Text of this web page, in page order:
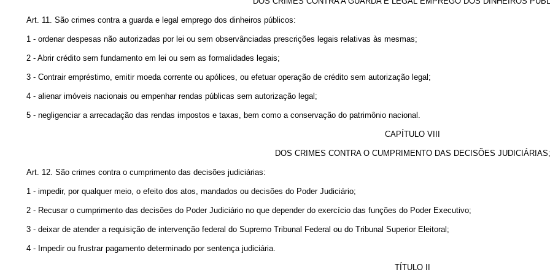
Art. 11. São crimes contra a guarda e legal emprego dos dinheiros públicos:
1 - ordenar despesas não autorizadas por lei ou sem observânciadas prescrições legais relativas às mesmas;
2 - Abrir crédito sem fundamento em lei ou sem as formalidades legais;
3 - Contrair empréstimo, emitir moeda corrente ou apólices, ou efetuar operação de crédito sem autorização legal;
4 - alienar imóveis nacionais ou empenhar rendas públicas sem autorização legal;
5 - negligenciar a arrecadação das rendas impostos e taxas, bem como a conservação do patrimônio nacional.
CAPÍTULO VIII
DOS CRIMES CONTRA O CUMPRIMENTO DAS DECISÕES JUDICIÁRIAS;
Art. 12. São crimes contra o cumprimento das decisões judiciárias:
1 - impedir, por qualquer meio, o efeito dos atos, mandados ou decisões do Poder Judiciário;
2 - Recusar o cumprimento das decisões do Poder Judiciário no que depender do exercício das funções do Poder Executivo;
3 - deixar de atender a requisição de intervenção federal do Supremo Tribunal Federal ou do Tribunal Superior Eleitoral;
4 - Impedir ou frustrar pagamento determinado por sentença judiciária.
TÍTULO II